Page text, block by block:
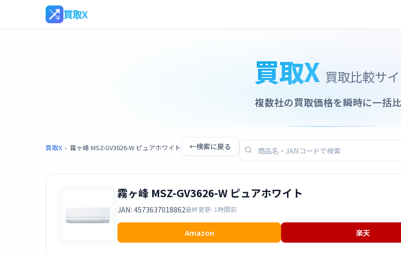
買取X
買取X 買取比較サ
複数社の買取価格を瞬時に一括
買取X › 霧ヶ峰 MSZ-GV3626-W ピュアホワイト ←検索に戻る
霧ヶ峰 MSZ-GV3626-W ピュアホワイト
JAN: 4573637018862最終更新: 1時間前
Amazon 楽天